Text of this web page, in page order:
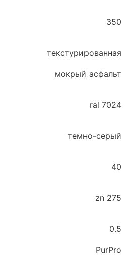
350
текстурированная
мокрый асфальт
ral 7024
темно-серый
40
zn 275
0.5
PurPro